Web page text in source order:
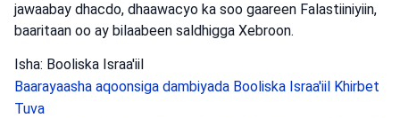
jawaabay dhacdo, dhaawacyo ka soo gaareen Falastiiniyiin,
baaritaan oo ay bilaabeen saldhigga Xebroon.
Isha: Booliska Israa'iil
Baarayaasha aqoonsiga dambiyada Booliska Israa'iil Khirbet
Tuva